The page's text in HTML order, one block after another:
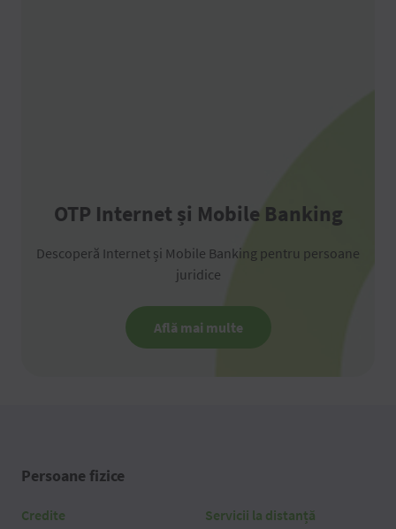
OTP Internet și Mobile Banking
Descoperă Internet și Mobile Banking pentru persoane
juridice
Află mai multe
Persoane fizice
Credite
Servicii la distanță